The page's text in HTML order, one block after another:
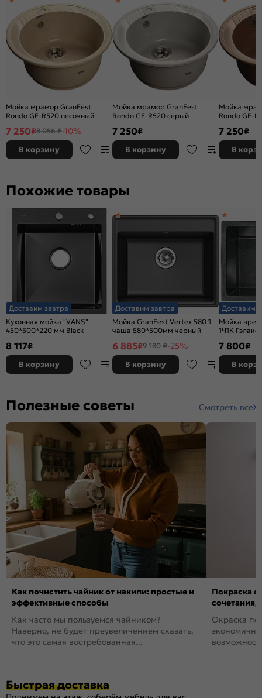
Мойка мрамор GranFest
Rondo GF-R520 песочный
7 250₽8 056 ₽-10%
В корзину
Мойка мрамор GranFest
Rondo GF-R520 серый
7 250₽
В корзину
Мойка
Rondo GF-
7 250₽
В
Похожие товары
Доставим завтра
Кухонная мойка "VANS"
450*500*220 мм Black
8 117₽
В корзину
Доставим завтра
Мойка GranFest Vertex 580 1
чаша 580*500мм черный
6 885₽9 180 ₽-25%
В корзину
Доставим
Мойка
1Ч1К
7 800₽
В
Полезные советы Смотреть все
Как почистить чайник от накипи: простые и
эффективные способы
Как часто мы пользуемся чайником?
Наверно, не будет преувеличением сказать,
что это самая востребованная...
Покраска
сочетания,
Окраска
Быстрая доставка